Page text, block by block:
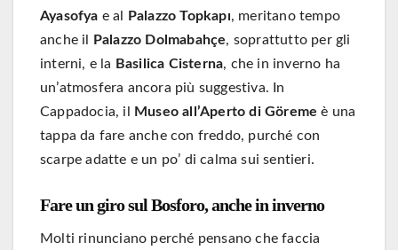
Ayasofya e al Palazzo Topkapı, meritano tempo
anche il
Palazzo Dolmabahçe, soprattutto per gli
interni, e la Basilica Cisterna, che in inverno ha
un’atmosfera ancora più suggestiva. In
Cappadocia, il
Museo all’Aperto di Göreme è una
tappa da fare anche con freddo, purché con
scarpe adatte e un po’ di calma sui sentieri.
Fare un giro sul Bosforo, anche in inverno
Molti rinunciano perché pensano che faccia